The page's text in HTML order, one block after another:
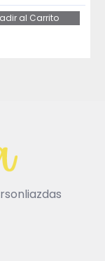
al Carrito